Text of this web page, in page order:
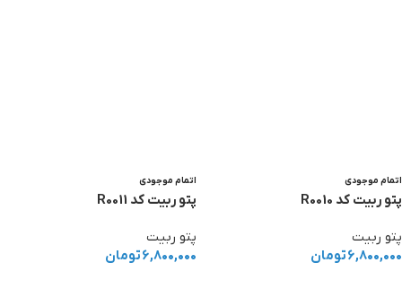
اتمام موجودی
پتو ربیت کد R0010
پتو ربیت
۶,۸۰۰,۰۰۰تومان
اتمام موجودی
پتو ربیت کد R0011
پتو ربیت
۶,۸۰۰,۰۰۰تومان